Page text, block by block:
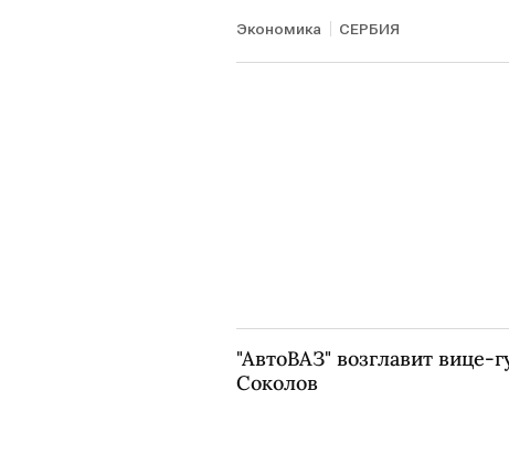
Экономика СЕРБИЯ
"АвтоВАЗ" возглавит вице-
Соколов